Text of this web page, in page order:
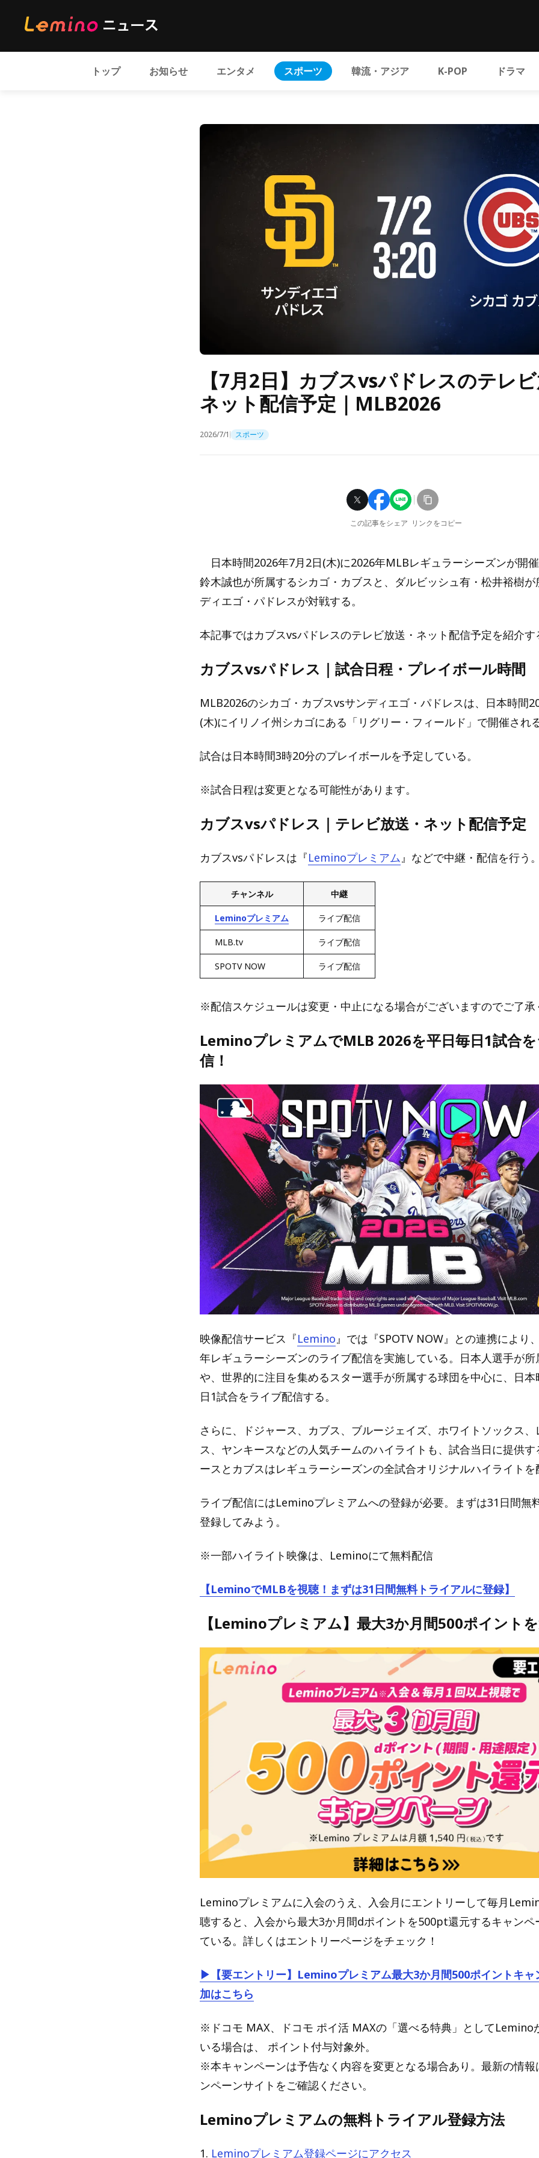
トップ お知らせ エンタメ スポーツ 韓流・アジア K-POP ドラマ
【7月2日】カブスvsパドレスのテレ
ネット配信予定｜MLB2026
2026/7/1 スポーツ
この記事をシェア リンクをコピー
日本時間2026年7月2日(木)に2026年MLBレギュラーシーズンが開
鈴木誠也が所属するシカゴ・カブスと、ダルビッシュ有・松井裕樹
ディエゴ・パドレスが対戦する。
本記事ではカブスvsパドレスのテレビ放送・ネット配信予定を紹介す
カブスvsパドレス｜試合日程・プレイボール時間
MLB2026のシカゴ・カブスvsサンディエゴ・パドレスは、日本時間
(木)にイリノイ州シカゴにある「リグリー・フィールド」で開催され
試合は日本時間3時20分のプレイボールを予定している。
※試合日程は変更となる可能性があります。
カブスvsパドレス｜テレビ放送・ネット配信予定
カブスvsパドレスは『Leminoプレミアム 』などで中継・配信を行う
チャンネル 中継
Leminoプレミアム ライブ配信
MLB.tv ライブ配信
SPOTV NOW ライブ配信
※配信スケジュールは変更・中止になる場合がございますのでご了承
LeminoプレミアムでMLB 2026を平日毎日1試合
信！
映像配信サービス『Lemino』では『SPOTV NOW』との連携により
年レギュラーシーズンのライブ配信を実施している。日本人選手が
や、世界的に注目を集めるスター選手が所属する球団を中心に、日
日1試合をライブ配信する。
さらに、ドジャース、カブス、ブルージェイズ、ホワイトソックス
ス、ヤンキースなどの人気チームのハイライトも、試合当日に提供
ースとカブスはレギュラーシーズンの全試合オリジナルハイライトを
ライブ配信にはLeminoプレミアムへの登録が必要。まずは31日間無
登録してみよう。
※一部ハイライト映像は、Leminoにて無料配信
【LeminoでMLBを視聴！まずは31日間無料トライアルに登録】
【Leminoプレミアム】最大3か月間500ポイント
Leminoプレミアムに入会のうえ、入会月にエントリーして毎月
聴すると、入会から最大3か月間dポイントを500pt還元するキャンペ
ている。詳しくはエントリーページをチェック！
▶【要エントリー】Leminoプレミアム最大3か月間500ポイントキャ
加はこちら
※ドコモ MAX、ドコモ ポイ活 MAXの「選べる特典」としてLemino
いる場合は、 ポイント付与対象外。
※本キャンペーンは予告なく内容を変更となる場合あり。最新の情
ンペーンサイトをご確認ください。
Leminoプレミアムの無料トライアル登録方法
1. Leminoプレミアム登録ページにアクセス